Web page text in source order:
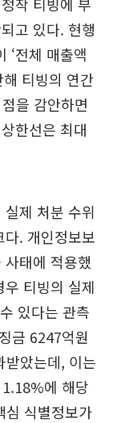
고 있다. 현행
‘전체 매출액
티빙의 연간
을 감안하면
한선은 최대
제 처분 수위
. 개인정보보
태에 적용했
티빙의 실제
있다는 관측
금 6247억원
았는데, 이는
에 해당
심 식별정보가